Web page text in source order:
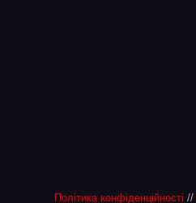
Політика конфіденційності //